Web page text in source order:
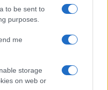
to be sent to
purposes.
me
storage
on web or